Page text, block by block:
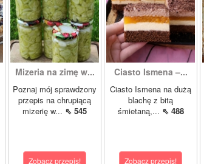
Mizeria na zimę w...
Poznaj mój sprawdzony
przepis na chrupiącą
mizerię w... ⇖ 545
Zobacz przepis!
Ciasto Ismena –...
Ciasto Ismena na dużą
blachę z bitą
śmietaną,... ⇖ 488
Zobacz przepis!